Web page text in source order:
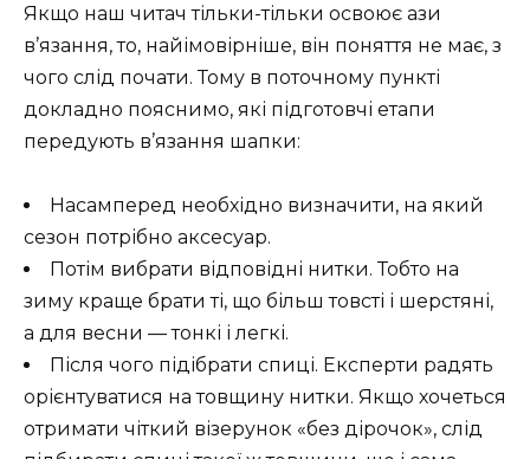
Якщо наш читач тільки-тільки освоює ази
в’язання, то, найімовірніше, він поняття не має, з
чого слід почати. Тому в поточному пункті
докладно пояснимо, які підготовчі етапи
передують в’язання шапки:
Насамперед необхідно визначити, на який
сезон потрібно аксесуар.
Потім вибрати відповідні нитки. Тобто на
зиму краще брати ті, що більш товсті і шерстяні,
а для весни — тонкі і легкі.
Після чого підібрати спиці. Експерти радять
орієнтуватися на товщину нитки. Якщо хочеться
отримати чіткий візерунок «без дірочок», слід